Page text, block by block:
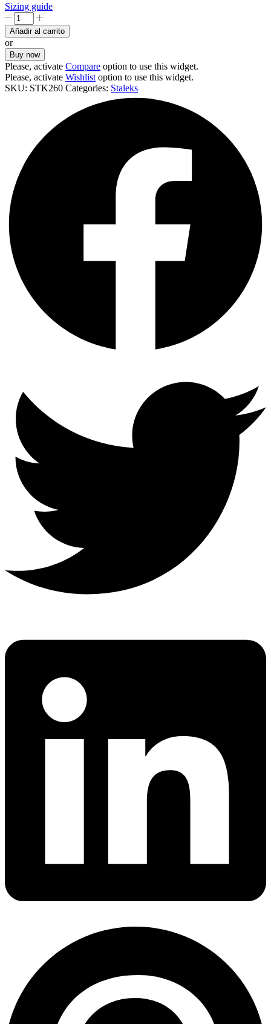
Sizing guide
Pinza
Expert
10/3
para
Cejas
cantidad
Añadir al carrito
or
Buy now
Please, activate Compare option to use this widget.
Please, activate Wishlist option to use this widget.
SKU: STK260 Categories: Staleks